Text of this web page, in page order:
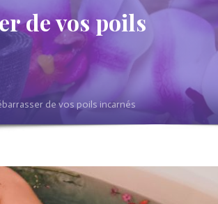
de vos poils
de vos poils incarnés